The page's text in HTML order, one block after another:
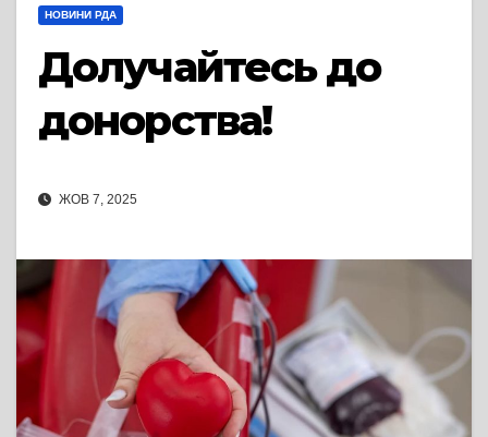
НОВИНИ РДА
Долучайтесь до
донорства!
ЖОВ 7, 2025